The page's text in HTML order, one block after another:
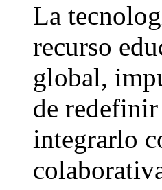
La
recurso
global,
de
integrarlo